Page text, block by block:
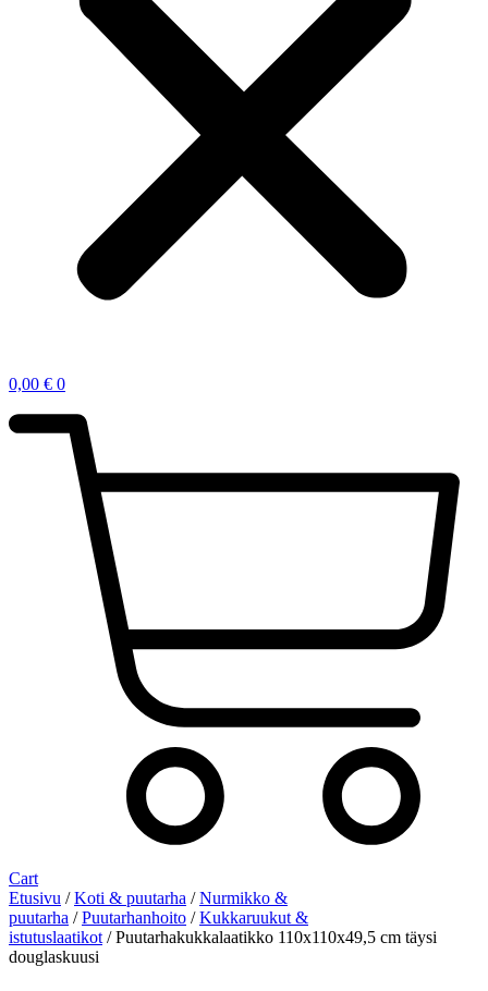
0,00 € 0
Cart
Etusivu /Koti & puutarha /Nurmikko &
puutarha /Puutarhanhoito /Kukkaruukut &
istutuslaatikot / Puutarhakukkalaatikko 110x110x49,5 cm täysi
douglaskuusi